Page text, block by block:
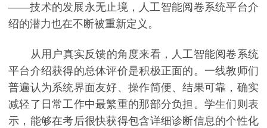
——技术的发展永无止境，人工智能阅卷系统平台介
绍的潜力也在不断被重新定义。
从用户真实反馈的角度来看，人工智能阅卷系统
平台介绍获得的总体评价是积极正面的。一线教师们
普遍认为系统界面友好、操作简便、结果可靠，确实
减轻了日常工作中最繁重的那部分负担。学生们则表
示，能够在考后很快获得包含详细诊断信息的个性化